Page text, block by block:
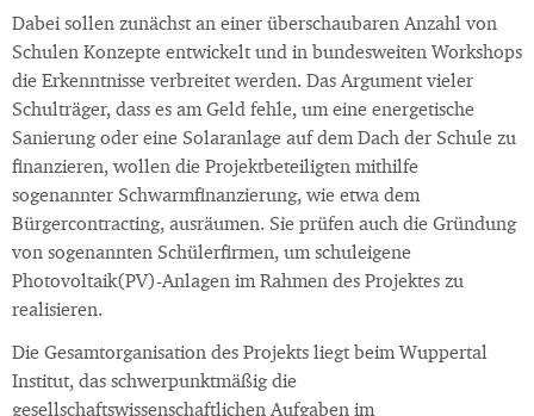
Dabei sollen zunächst an einer überschaubaren Anzahl von
Schulen Konzepte entwickelt und in bundesweiten Workshops
die Erkenntnisse verbreitet werden. Das Argument vieler
Schulträger, dass es am Geld fehle, um eine energetische
Sanierung oder eine Solaranlage auf dem Dach der Schule zu
finanzieren, wollen die Projektbeteiligten mithilfe
sogenannter Schwarmfinanzierung, wie etwa dem
Bürgercontracting, ausräumen. Sie prüfen auch die Gründung
von sogenannten Schülerfirmen, um schuleigene
Photovoltaik(PV)-Anlagen im Rahmen des Projektes zu
realisieren.
Die Gesamtorganisation des Projekts liegt beim Wuppertal
Institut, das schwerpunktmäßig die
gesellschaftswissenschaftlichen Aufgaben im